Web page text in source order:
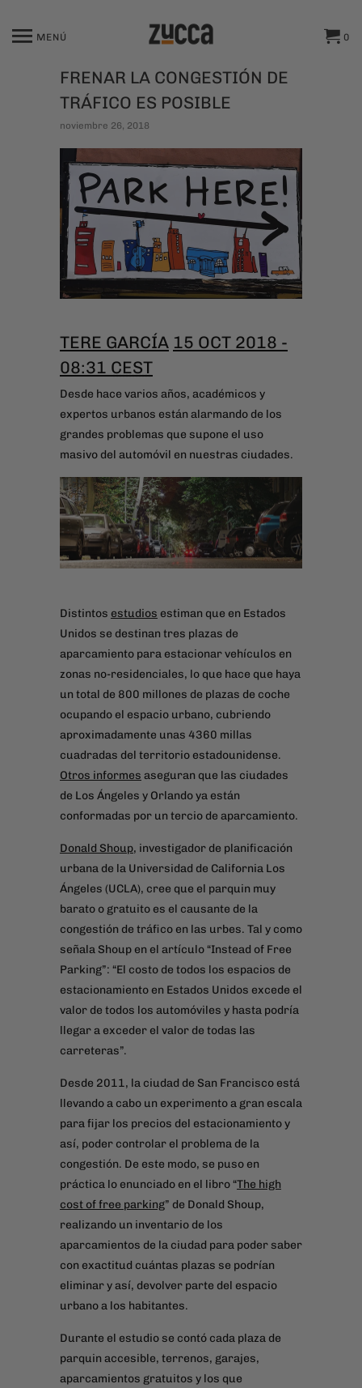
MENÚ 0
FRENAR LA CONGESTIÓN DE
TRÁFICO ES POSIBLE
noviembre 26, 2018
TERE GARCÍA 15 OCT 2018 -
08:31 CEST
Desde hace varios años, académicos y
expertos urbanos están alarmando de los
grandes problemas que supone el uso
masivo del automóvil en nuestras ciudades.
Distintos estudios estiman que en Estados
Unidos se destinan tres plazas de
aparcamiento para estacionar vehículos en
zonas no-residenciales, lo que hace que haya
un total de 800 millones de plazas de coche
ocupando el espacio urbano, cubriendo
aproximadamente unas 4360 millas
cuadradas del territorio estadounidense.
Otros informes aseguran que las ciudades
de Los Ángeles y Orlando ya están
conformadas por un tercio de aparcamiento.
Donald Shoup, investigador de planificación
urbana de la Universidad de California Los
Ángeles (UCLA), cree que el parquin muy
barato o gratuito es el causante de la
congestión de tráfico en las urbes. Tal y como
señala Shoup en el artículo “Instead of Free
Parking”: “El costo de todos los espacios de
estacionamiento en Estados Unidos excede el
valor de todos los automóviles y hasta podría
llegar a exceder el valor de todas las
carreteras”.
Desde 2011, la ciudad de San Francisco está
llevando a cabo un experimento a gran escala
para fijar los precios del estacionamiento y
así, poder controlar el problema de la
congestión. De este modo, se puso en
práctica lo enunciado en el libro “The high
cost of free parking” de Donald Shoup,
realizando un inventario de los
aparcamientos de la ciudad para poder saber
con exactitud cuántas plazas se podrían
eliminar y así, devolver parte del espacio
urbano a los habitantes.
Durante el estudio se contó cada plaza de
parquin accesible, terrenos, garajes,
aparcamientos gratuitos y los que